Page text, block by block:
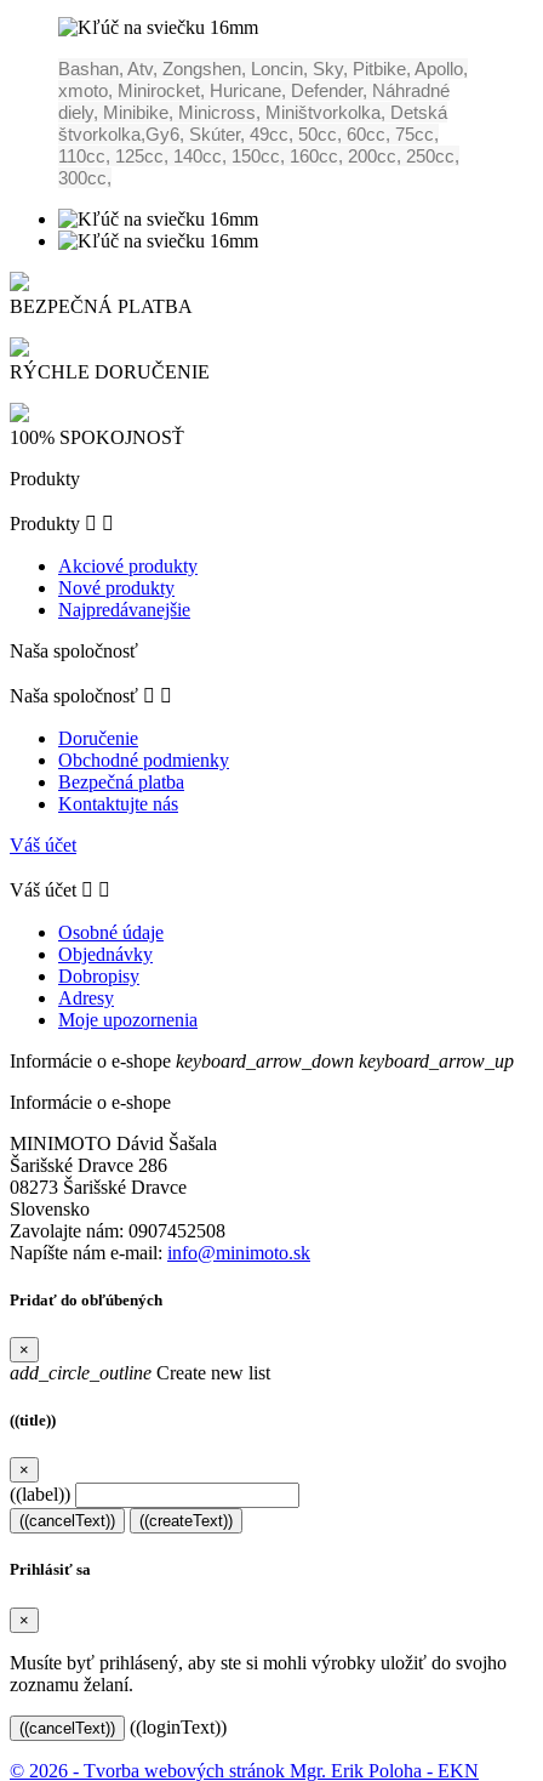
Bashan, Atv, Zongshen, Loncin, Sky, Pitbike, Apollo,
xmoto, Minirocket, Huricane, Defender, Náhradné
diely, Minibike, Minicross, Miništvorkolka, Detská
štvorkolka,Gy6, Skúter, 49cc, 50cc, 60cc, 75cc,
110cc, 125cc, 140cc, 150cc, 160cc, 200cc, 250cc,
300cc,
BEZPEČNÁ PLATBA
RÝCHLE DORUČENIE
100% SPOKOJNOSŤ
Produkty
Produkty  
Akciové produkty
Nové produkty
Najpredávanejšie
Naša spoločnosť
Naša spoločnosť  
Doručenie
Obchodné podmienky
Bezpečná platba
Kontaktujte nás
Váš účet
Váš účet  
Osobné údaje
Objednávky
Dobropisy
Adresy
Moje upozornenia
Informácie o e-shope keyboard_arrow_down keyboard_arrow_up
Informácie o e-shope
MINIMOTO Dávid Šašala
Šarišské Dravce 286
08273 Šarišské Dravce
Slovensko
Zavolajte nám: 0907452508
Napíšte nám e-mail: info@minimoto.sk
Pridať do obľúbených
×
add_circle_outline Create new list
((title))
×
((label))
((cancelText)) ((createText))
Prihlásiť sa
×
Musíte byť prihlásený, aby ste si mohli výrobky uložiť do svojho
zoznamu želaní.
((cancelText)) ((loginText))
© 2026 - Tvorba webových stránok Mgr. Erik Poloha - EKN